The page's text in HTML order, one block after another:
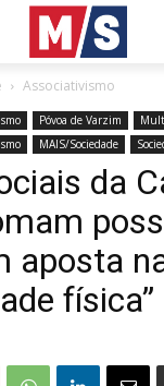
Associativismo
Póvoa de Varzim
MAIS/Sociedade
da
aposta